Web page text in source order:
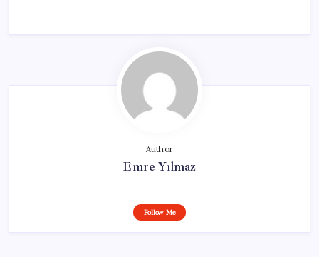
Author
Emre Yılmaz
Follow Me